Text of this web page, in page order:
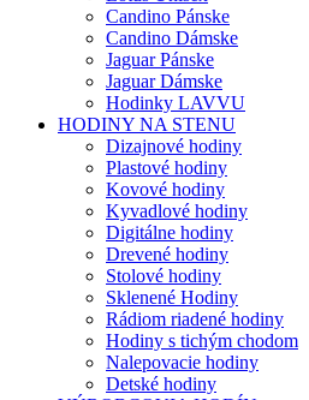
Candino Pánske
Candino Dámske
Jaguar Pánske
Jaguar Dámske
Hodinky LAVVU
HODINY NA STENU
Dizajnové hodiny
Plastové hodiny
Kovové hodiny
Kyvadlové hodiny
Digitálne hodiny
Drevené hodiny
Stolové hodiny
Sklenené Hodiny
Rádiom riadené hodiny
Hodiny s tichým chodom
Nalepovacie hodiny
Detské hodiny